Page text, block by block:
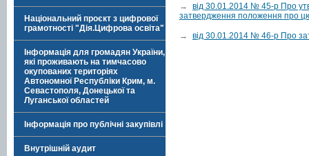
Національний проєкт з цифрової
грамотності "Дія.Цифрова освіта"
Інформація для громадян України,
які проживають на тимчасово
окупованих територіях
Автономної Республіки Крим, м.
Севастополя, Донецької та
Луганської областей
Інформація про публічні закупівлі
Внутрішній аудит
→
від 30.01.2014 № 45-р Про
затвердження положення про
→ від 30.01.2014 № 46-р Про